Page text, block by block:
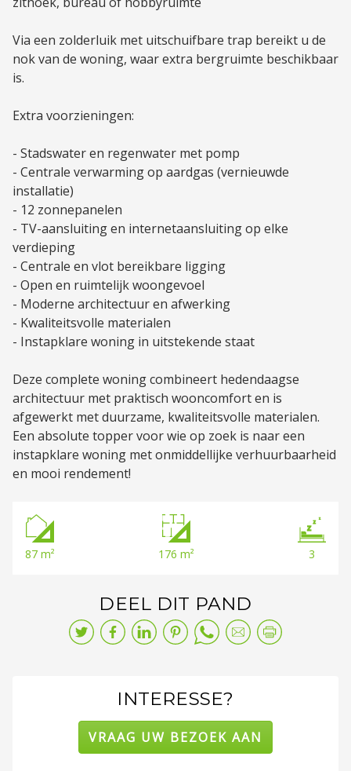
Via een zolderluik met uitschuifbare trap bereikt u de
nok van de woning, waar extra bergruimte beschikbaar
is.
Extra voorzieningen:
- Stadswater en regenwater met pomp
- Centrale verwarming op aardgas (vernieuwde
installatie)
- 12 zonnepanelen
- TV-aansluiting en internetaansluiting op elke
verdieping
- Centrale en vlot bereikbare ligging
- Open en ruimtelijk woongevoel
- Moderne architectuur en afwerking
- Kwaliteitsvolle materialen
- Instapklare woning in uitstekende staat
Deze complete woning combineert hedendaagse
architectuur met praktisch wooncomfort en is
afgewerkt met duurzame, kwaliteitsvolle materialen.
Een absolute topper voor wie op zoek is naar een
instapklare woning met onmiddellijke verhuurbaarheid
en mooi rendement!
87 m² 176 m² 3
DEEL DIT PAND
INTERESSE?
VRAAG UW BEZOEK AAN